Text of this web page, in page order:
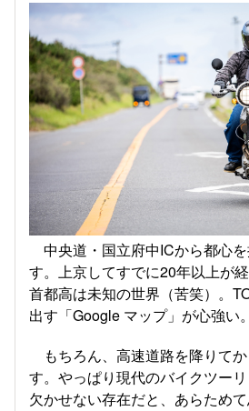
中央道・国立府中ICから都心
す。上京してすでに20年以上が
首都高は未知の世界（苦笑）。
出す「Google マップ」が心強い。
もちろん、高速道路を降りて
す。やっぱり現代のバイクツー
欠かせない存在だと、あらため